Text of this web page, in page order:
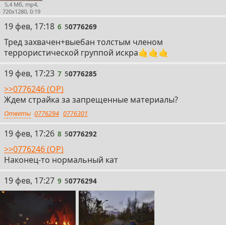
5,4 Мб, mp4,
720x1280, 0:19
6
19 фев, 17:18 6 50776269
Тред захвачен+выебан толстым членом
террористической группой искра🤙🤙🤙
7
19 фев, 17:23 7 50776285
>>0776246 (OP)
Ждем страйка за запрещенные материалы?
Ответы 0776294 0776301
8
19 фев, 17:26 8 50776292
>>0776246 (OP)
Наконец-то нормальный кат
9
19 фев, 17:27 9 50776294